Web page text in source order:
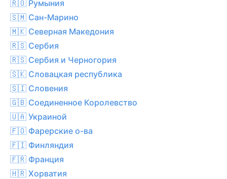
🇷🇴 Румыния
🇸🇲 Сан-Марино
🇲🇰 Северная Македония
🇷🇸 Сербия
🇷🇸 Сербия и Черногория
🇸🇰 Словацкая республика
🇸🇮 Словения
🇬🇧 Соединенное Королевство
🇺🇦 Украиной
🇫🇴 Фарерские о-ва
🇫🇮 Финляндия
🇫🇷 Франция
🇭🇷 Хорватия